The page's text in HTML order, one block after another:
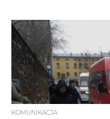
KOMUNIKACJA